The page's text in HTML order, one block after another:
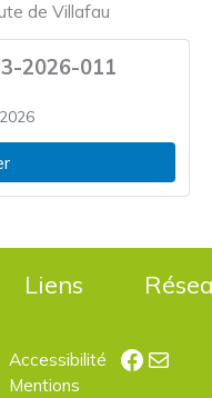
de Villafau
2026-011
Liens
Accessibilité
Mentions
E-mail